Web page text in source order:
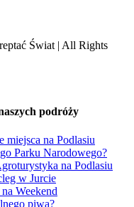
Świat | All Rights
podróży